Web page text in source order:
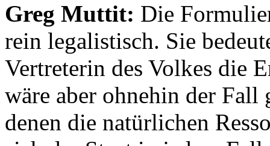
Greg Muttit: Die
rein legalistisch. Sie
Vertreterin des Volkes die
wäre aber ohnehin der Fall
denen die natürlichen